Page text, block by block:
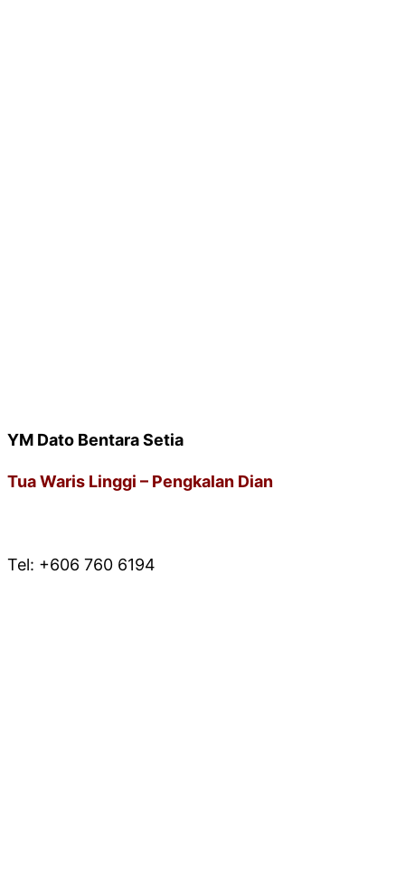
YM Dato Bentara Setia
Tua Waris Linggi – Pengkalan Dian
Tel: +606 760 6194